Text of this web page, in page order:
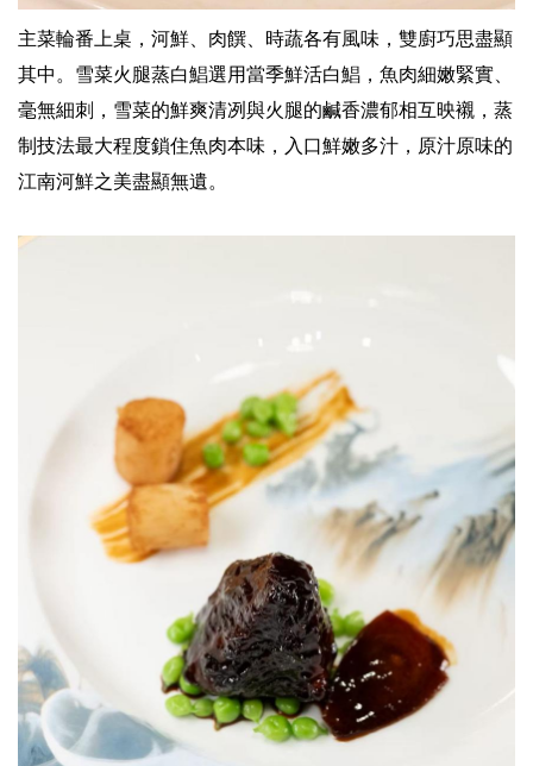
主菜輪番上桌，河鮮、肉饌、時蔬各有風味，雙廚巧思盡顯
其中。雪菜火腿蒸白鯧選用當季鮮活白鯧，魚肉細嫩緊實、
毫無細刺，雪菜的鮮爽清冽與火腿的鹹香濃郁相互映襯，蒸
制技法最大程度鎖住魚肉本味，入口鮮嫩多汁，原汁原味的
江南河鮮之美盡顯無遺。